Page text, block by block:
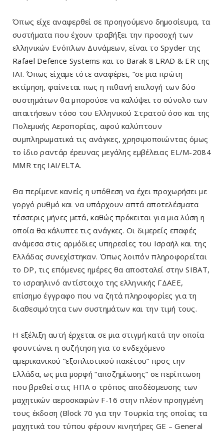
Όπως είχε αναφερθεί σε προηγούμενο δημοσίευμα, τα
συστήματα που έχουν τραβήξει την προσοχή των
ελληνικών Ενόπλων Δυνάμεων, είναι το Spyder της
Rafael Defence Systems και το Barak 8 LRAD & ER της
ΙΑΙ. Όπως είχαμε τότε αναφέρει, “σε μια πρώτη
εκτίμηση, φαίνεται πως η πιθανή επιλογή των δύο
συστημάτων θα μπορούσε να καλύψει το σύνολο των
απαιτήσεων τόσο του Ελληνικού Στρατού όσο και της
Πολεμικής Αεροπορίας, αφού καλύπτουν
συμπληρωματικά τις ανάγκες, χρησιμοποιώντας όμως
το ίδιο ραντάρ έρευνας μεγάλης εμβέλειας EL/M-2084
MMR της ΙΑΙ/ELTA.
Θα περίμενε κανείς η υπόθεση να έχει προχωρήσει με
γοργό ρυθμό και να υπάρχουν απτά αποτελέσματα
τέσσερις μήνες μετά, καθώς πρόκειται για μια λύση η
οποία θα κάλυπτε τις ανάγκες. Οι διμερείς επαφές
ανάμεσα στις αρμόδιες υπηρεσίες του Ισραήλ και της
Ελλάδας συνεχίστηκαν. Όπως λοιπόν πληροφορείται
το DP, τις επόμενες ημέρες θα αποσταλεί στην SIBAT,
το ισραηλινό αντίστοιχο της ελληνικής ΓΔΑΕΕ,
επίσημο έγγραφο που να ζητά πληροφορίες για τη
διαθεσιμότητα των συστημάτων και την τιμή τους.
Η εξέλιξη αυτή έρχεται σε μια στιγμή κατά την οποία
φουντώνει η συζήτηση για το ενδεχόμενο
αμερικανικού “εξοπλιστικού πακέτου” προς την
Ελλάδα, ως μια μορφή “αποζημίωσης” σε περίπτωση
που βρεθεί στις ΗΠΑ ο τρόπος αποδέσμευσης των
μαχητικών αεροσκαφών F-16 στην πλέον προηγμένη
τους έκδοση (Block 70 για την Τουρκία της οποίας τα
μαχητικά του τύπου φέρουν κινητήρες GE – General